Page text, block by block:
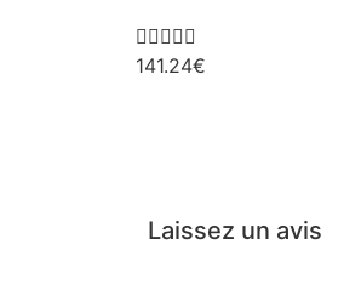

141.24€
Laissez un avis